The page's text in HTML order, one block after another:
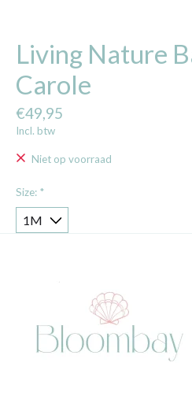
Living Nature
Carole
€49,95
Incl. btw
Niet op voorraad
Size: *